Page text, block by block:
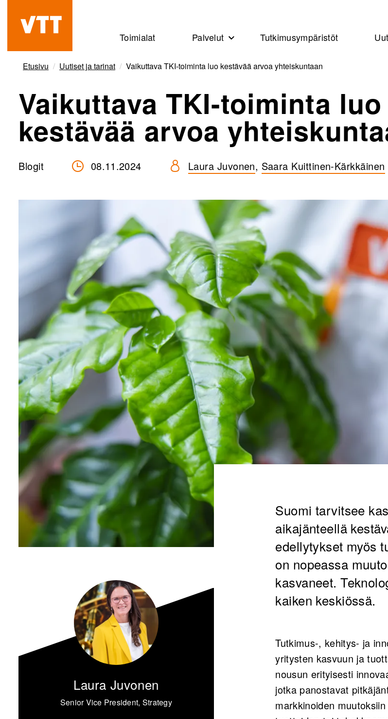
pääsisältöön
Beyond
the
obvious
Toimialat Palvelut Tutkimusympäristöt
Etusivu Uutiset ja tarinat Vaikuttava TKI-toiminta luo kestävää arvoa yhteiskuntaan
Vaikuttava TKI-toiminta luo
kestävää arvoa
Blogit 08.11.2024 Laura Juvonen, Saara Kuittinen-Kärkkäinen
Suomi tarvitsee
aikajänteellä
edellytykset myös
on nopeassa
kasvaneet.
kaiken keskiössä.
Tutkimus-, kehitys- ja
yritysten kasvuun ja
nousun erityisesti
jotka panostavat
markkinoiden
Laura Juvonen
Senior Vice President, Strategy